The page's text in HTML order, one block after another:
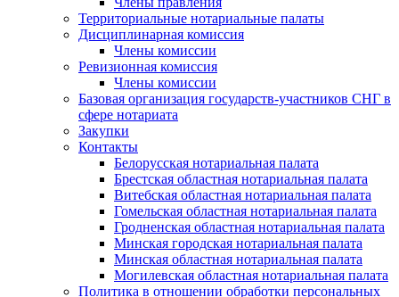
Территориальные нотариальные палаты
Дисциплинарная комиссия
Члены комиссии
Ревизионная комиссия
Члены комиссии
Базовая организация государств-участников СНГ в
сфере нотариата
Закупки
Контакты
Белорусская нотариальная палата
Брестская областная нотариальная палата
Витебская областная нотариальная палата
Гомельская областная нотариальная палата
Гродненская областная нотариальная палата
Минская городская нотариальная палата
Минская областная нотариальная палата
Могилевская областная нотариальная палата
Политика в отношении обработки персональных